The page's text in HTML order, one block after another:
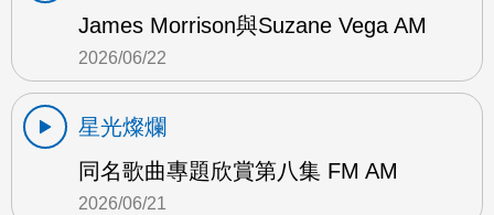
James Morrison與Suzane Vega AM
2026/06/22
星光燦爛
同名歌曲專題欣賞第八集 FM AM
2026/06/21